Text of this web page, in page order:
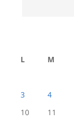
L
M
3
4
10
11